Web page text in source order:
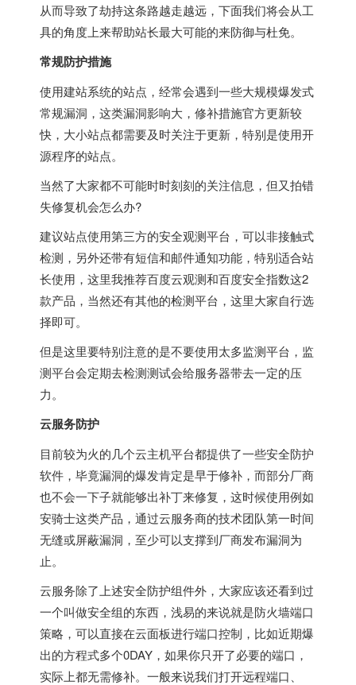
从而导致了劫持这条路越走越远，下面我们将会从工
具的角度上来帮助站长最大可能的来防御与杜免。
常规防护措施
使用建站系统的站点，经常会遇到一些大规模爆发式
常规漏洞，这类漏洞影响大，修补措施官方更新较
快，大小站点都需要及时关注于更新，特别是使用开
源程序的站点。
当然了大家都不可能时时刻刻的关注信息，但又拍错
失修复机会怎么办?
建议站点使用第三方的安全观测平台，可以非接触式
检测，另外还带有短信和邮件通知功能，特别适合站
长使用，这里我推荐百度云观测和百度安全指数这2
款产品，当然还有其他的检测平台，这里大家自行选
择即可。
但是这里要特别注意的是不要使用太多监测平台，监
测平台会定期去检测测试会给服务器带去一定的压
力。
云服务防护
目前较为火的几个云主机平台都提供了一些安全防护
软件，毕竟漏洞的爆发肯定是早于修补，而部分厂商
也不会一下子就能够出补丁来修复，这时候使用例如
安骑士这类产品，通过云服务商的技术团队第一时间
无缝或屏蔽漏洞，至少可以支撑到厂商发布漏洞为
止。
云服务除了上述安全防护组件外，大家应该还看到过
一个叫做安全组的东西，浅易的来说就是防火墙端口
策略，可以直接在云面板进行端口控制，比如近期爆
出的方程式多个0DAY，如果你只开了必要的端口，
实际上都无需修补。一般来说我们打开远程端口、